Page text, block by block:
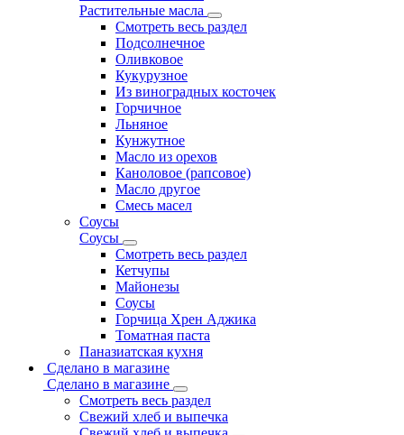
Растительные масла
Смотреть весь раздел
Подсолнечное
Оливковое
Кукурузное
Из виноградных косточек
Горчичное
Льняное
Кунжутное
Масло из орехов
Каноловое (рапсовое)
Масло другое
Смесь масел
Соусы
Соусы
Смотреть весь раздел
Кетчупы
Майонезы
Соусы
Горчица Хрен Аджика
Томатная паста
Паназиатская кухня
Сделано в магазине
Сделано в магазине
Смотреть весь раздел
Свежий хлеб и выпечка